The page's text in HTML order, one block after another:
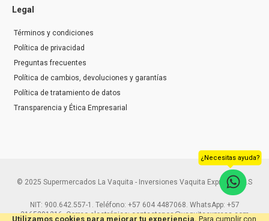
Utilizamos cookies para mejorar tu experiencia. Para cumplir con
Legal
Términos y condiciones
Política de privacidad
Preguntas frecuentes
Política de cambios, devoluciones y garantías
Política de tratamiento de datos
Transparencia y Ética Empresarial
© 2025 Supermercados La Vaquita - Inversiones Vaquita Express S.A.S
NIT: 900.642.557-1. Teléfono: +57 604 4487068. WhatsApp: +57
3165291216. Correo electrónico: contactenos@vaquitaexpress.com
¿Necesitas ayuda?